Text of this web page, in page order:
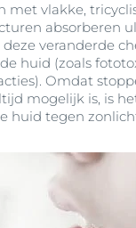
met vlakke,
absorberen
veranderde
huid (zoals
Omdat
mogelijk is, is
huid tegen